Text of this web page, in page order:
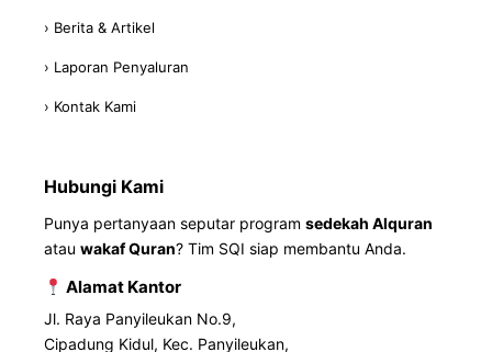
› Berita & Artikel
› Laporan Penyaluran
› Kontak Kami
Hubungi Kami
Punya pertanyaan seputar program sedekah Alquran
atau wakaf Quran? Tim SQI siap membantu Anda.
Alamat Kantor
Jl. Raya Panyileukan No.9,
Cipadung Kidul, Kec. Panyileukan,